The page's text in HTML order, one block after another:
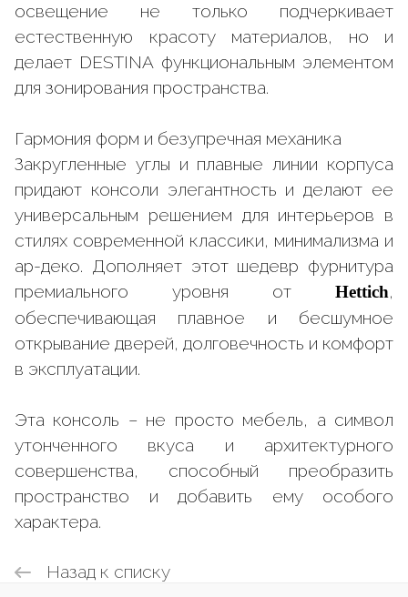
освещение не только подчеркивает
естественную красоту материалов, но и
делает DESTINA функциональным элементом
для зонирования пространства.
Гармония форм и безупречная механика
Закругленные углы и плавные линии корпуса
придают консоли элегантность и делают ее
универсальным решением для интерьеров в
стилях современной классики, минимализма и
ар-деко. Дополняет этот шедевр фурнитура
премиального уровня от Hettich,
обеспечивающая плавное и бесшумное
открывание дверей, долговечность и комфорт
в эксплуатации.
Эта консоль – не просто мебель, а символ
утонченного вкуса и архитектурного
совершенства, способный преобразить
пространство и добавить ему особого
характера.
Назад к списку